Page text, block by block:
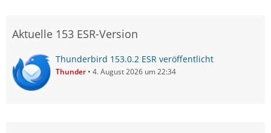
Aktuelle 153 ESR-Version
Thunderbird 153.0.2 ESR veröffentlicht
Thunder 4. August 2026 um 22:34